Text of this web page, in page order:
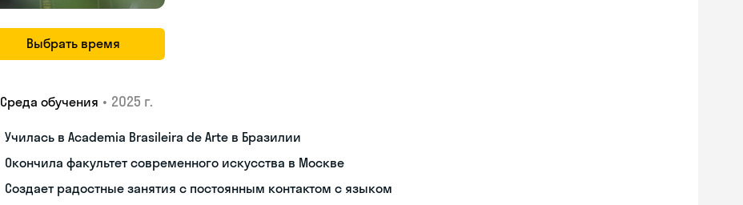
Выбрать время
Среда обучения • 2025 г.
Училась в Academia Brasileira de Arte в Бразилии
Окончила факультет современного искусства в Москве
Создает радостные занятия с постоянным контактом с языком